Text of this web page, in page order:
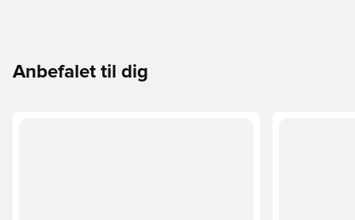
Anbefalet til dig